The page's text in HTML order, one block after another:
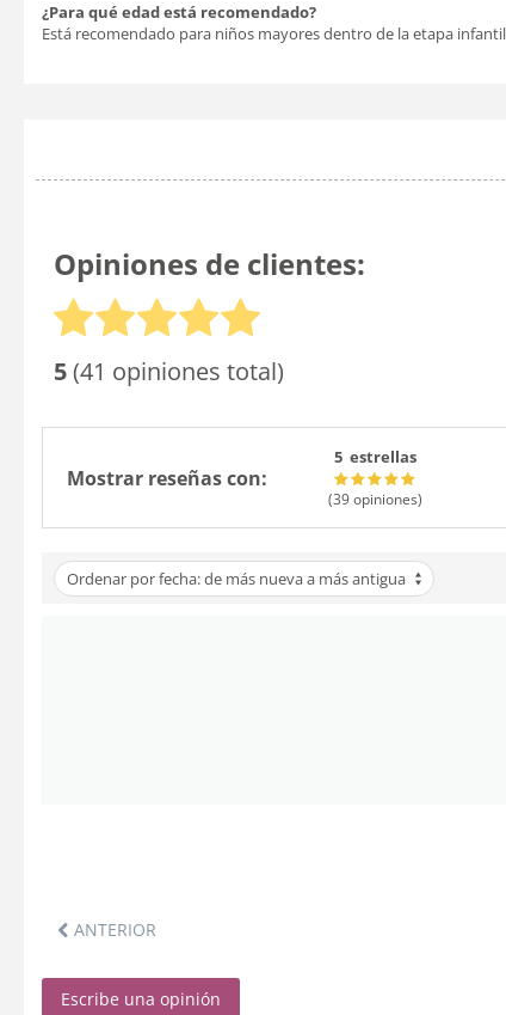
¿Para qué edad está recomendado?
Está recomendado para niños mayores dentro de la etapa
Opiniones de clientes:
5(41 opiniones total)
Mostrar reseñas con:
5 estrellas
(39opiniones)
Ordenar por fecha: de más nueva a más antigua
ANTERIOR
Escribe una opinión